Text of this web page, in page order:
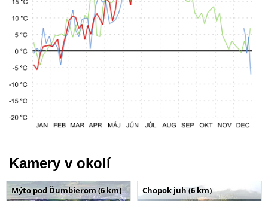
Kamery v okolí
Mýto pod Ďumbierom (6 km) Chopok juh (6 km)